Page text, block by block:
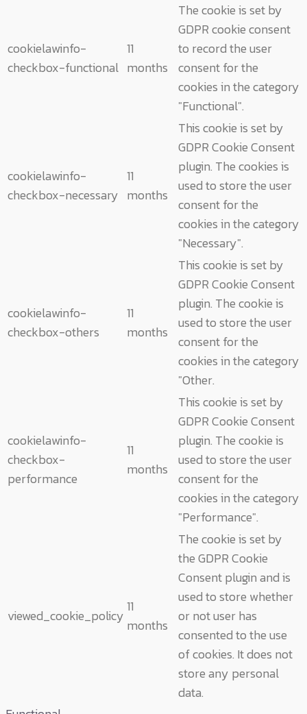
cookielawinfo-
checkbox-functional
11
months
The cookie is set by
GDPR cookie consent
to record the user
consent for the
cookies in the category
"Functional".
cookielawinfo-
checkbox-necessary
11
months
This cookie is set by
GDPR Cookie Consent
plugin. The cookies is
used to store the user
consent for the
cookies in the category
"Necessary".
cookielawinfo-
checkbox-others
11
months
This cookie is set by
GDPR Cookie Consent
plugin. The cookie is
used to store the user
consent for the
cookies in the category
"Other.
cookielawinfo-
checkbox-
performance
11
months
This cookie is set by
GDPR Cookie Consent
plugin. The cookie is
used to store the user
consent for the
cookies in the category
"Performance".
viewed_cookie_policy
11
months
The cookie is set by
the GDPR Cookie
Consent plugin and is
used to store whether
or not user has
consented to the use
of cookies. It does not
store any personal
data.